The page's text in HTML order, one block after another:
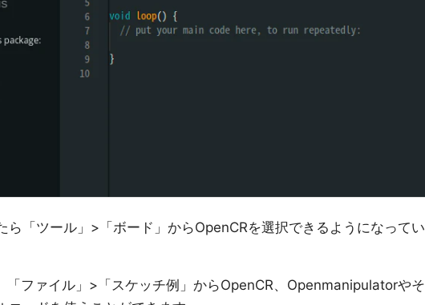
ら「ツール」>「ボード」からOpenCRを選択できるようになってい
「ファイル」>「スケッチ例」からOpenCR、Openmanipulatorやそ